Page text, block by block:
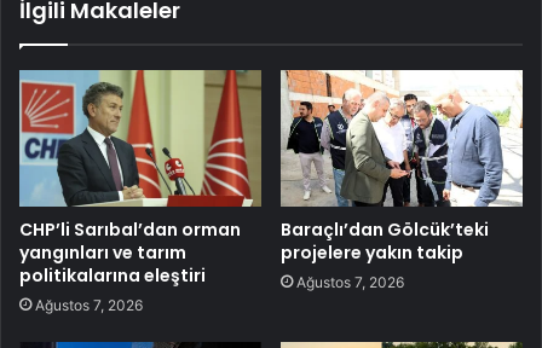
İlgili Makaleler
CHP’li Sarıbal’dan orman
yangınları ve tarım
politikalarına eleştiri
Ağustos 7, 2026
Baraçlı’dan Gölcük’teki
projelere yakın takip
Ağustos 7, 2026